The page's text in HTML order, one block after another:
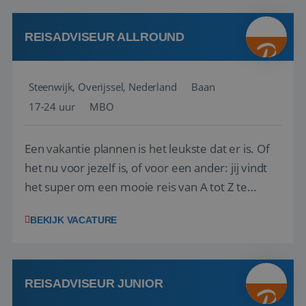
kwaliteitsbewaking van alles wat met IATA te m...
REISADVISEUR ALLROUND
Steenwijk, Overijssel, Nederland
Baan
17-24 uur
MBO
Een vakantie plannen is het leukste dat er is. Of
het nu voor jezelf is, of voor een ander: jij vindt
het super om een mooie reis van A tot Z te
vakantiegangers de meest prachtige plekjes op
werken: of het nu gaat om vragen ...
BEKIJK VACATURE
REISADVISEUR JUNIOR